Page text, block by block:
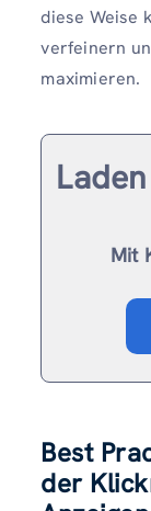
diese Weise
verfeinern
maximieren.
Mit
Best
der